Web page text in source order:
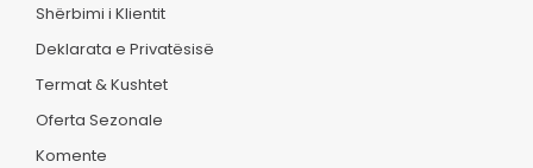
Shërbimi i Klientit
Deklarata e Privatësisë
Termat & Kushtet
Oferta Sezonale
Komente